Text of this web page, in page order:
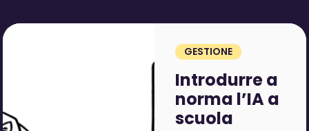
GESTIONE
Introdurre a
norma l’IA a
scuola